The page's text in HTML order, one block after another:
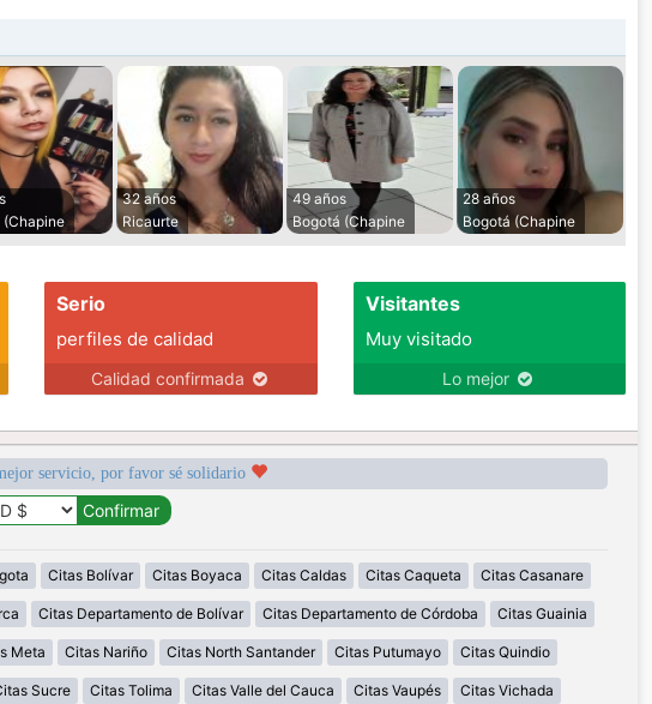
(Chapine
32 años
Ricaurte
49 años
Bogotá (Chapine
28 años
Bogotá (Chapine
Serio
perfiles de calidad
Calidad confirmada
Visitantes
Muy visitado
Lo mejor
servicio, por favor sé solidario
Citas Bolívar Citas Boyaca Citas Caldas Citas Caqueta Citas Casanare
Citas Departamento de Bolívar Citas Departamento de Córdoba Citas Guainia
Meta Citas Nariño Citas North Santander Citas Putumayo Citas Quindio
Sucre Citas Tolima Citas Valle del Cauca Citas Vaupés Citas Vichada